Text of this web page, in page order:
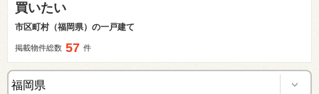
買いたい
市区町村（福岡県）の一戸建て
掲載物件総数 57 件